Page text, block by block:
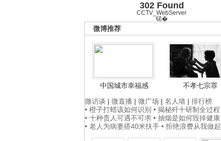
302 Found
CCTV_WebServer
锘�
微博推荐
中国城市幸福感
不孝七宗罪
微访谈 | 微直播 | 微广场 | 名人墙 | 排行榜
• 橙子打蜡该如何识别 • 揭秘歼十研制全过程
• 十种贵人可遇不可求 • 抽烟是如何毁掉健康
• 老人为病妻搭40米扶手 • 拒绝浪费从我做起